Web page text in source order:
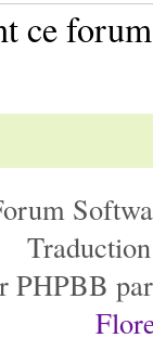
ce
PHPBB